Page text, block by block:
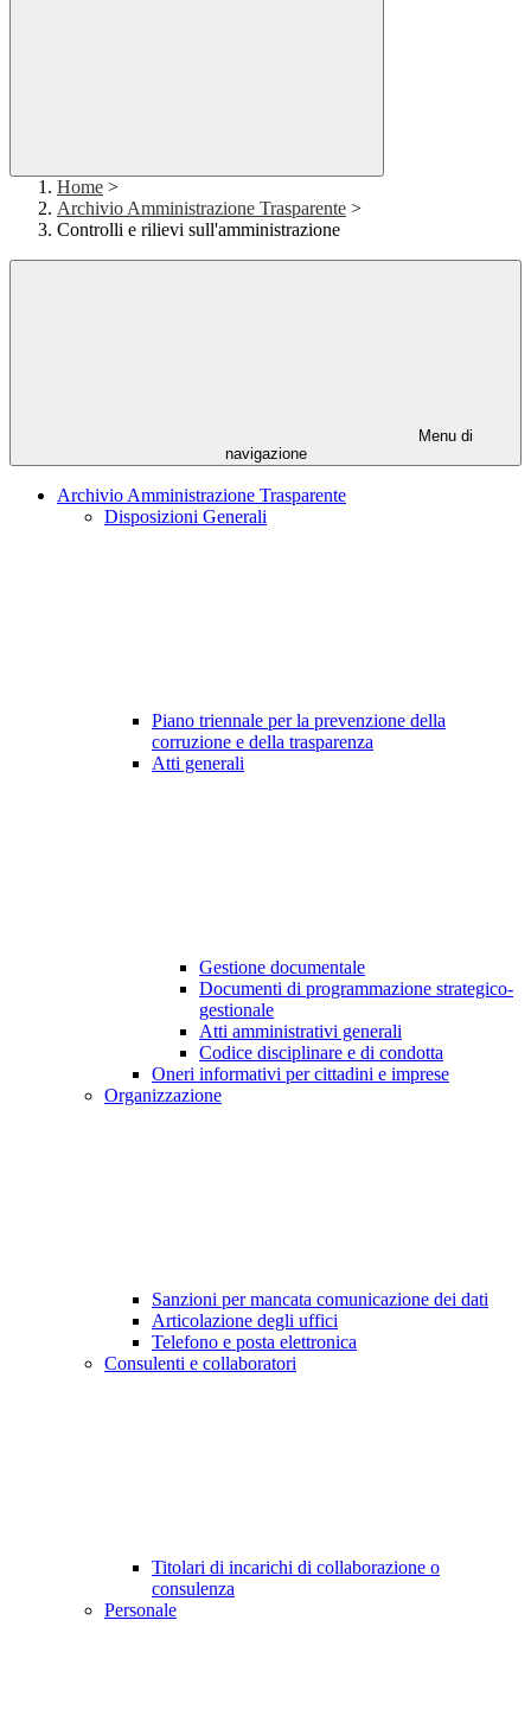
Home >
Archivio Amministrazione Trasparente >
Controlli e rilievi sull'amministrazione
Menu di
navigazione
Archivio Amministrazione Trasparente
Disposizioni Generali
Piano triennale per la prevenzione della
corruzione e della trasparenza
Atti generali
Gestione documentale
Documenti di programmazione strategico-
gestionale
Atti amministrativi generali
Codice disciplinare e di condotta
Oneri informativi per cittadini e imprese
Organizzazione
Sanzioni per mancata comunicazione dei dati
Articolazione degli uffici
Telefono e posta elettronica
Consulenti e collaboratori
Titolari di incarichi di collaborazione o
consulenza
Personale